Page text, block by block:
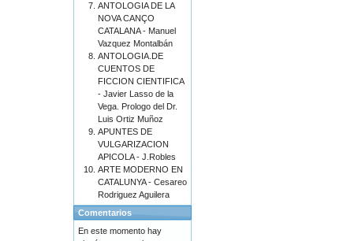
ANTOLOGIA DE LA
NOVA CANÇO
CATALANA - Manuel
Vazquez Montalbán
ANTOLOGIA.DE
CUENTOS DE
FICCION CIENTIFICA
- Javier Lasso de la
Vega. Prologo del Dr.
Luis Ortiz Muñoz
APUNTES DE
VULGARIZACION
APICOLA - J.Robles
ARTE MODERNO EN
CATALUNYA - Cesareo
Rodriguez Aguilera
Comentarios
En este momento hay